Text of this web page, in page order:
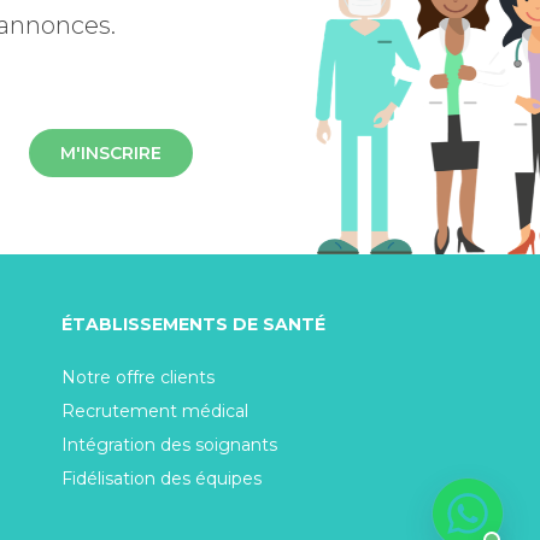
M'INSCRIRE
ÉTABLISSEMENTS DE SANTÉ
Notre offre clients
Recrutement médical
Intégration des soignants
Fidélisation des équipes